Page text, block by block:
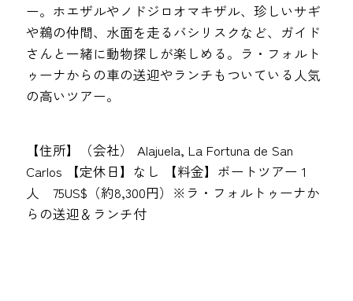
ー。ホエザルやノドジロオマキザル、珍しいサギ
や鵜の仲間、水面を走るバシリスクなど、ガイド
さんと一緒に動物探しが楽しめる。ラ・フォルト
ゥーナからの車の送迎やランチもついている人気
の高いツアー。
【住所】（会社） Alajuela, La Fortuna de San
Carlos 【定休日】なし 【料金】ボートツアー 1
人 75US$（約8,300円）※ラ・フォルトゥーナか
らの送迎＆ランチ付